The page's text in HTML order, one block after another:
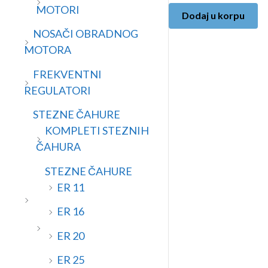
MOTORI
NOSAČI OBRADNOG
MOTORA
FREKVENTNI
REGULATORI
STEZNE ČAHURE
KOMPLETI STEZNIH
ČAHURA
STEZNE ČAHURE
ER 11
ER 16
ER 20
ER 25
Dodaj u korpu